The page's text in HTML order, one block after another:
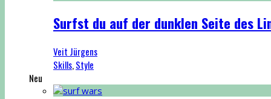
Surfst du auf der dunklen Seite des
Veit Jürgens
Skills,Style
Neu